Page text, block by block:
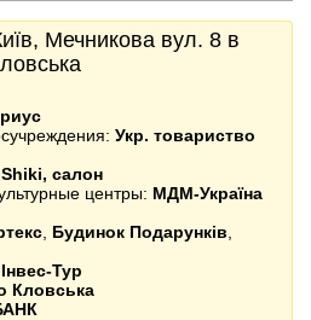
Мечникова вул. 8 в
Укр. товариство
Shiki, салон
центры: МДМ-Україна
Будинок Подарунків
Інвес-Тур
Кловська